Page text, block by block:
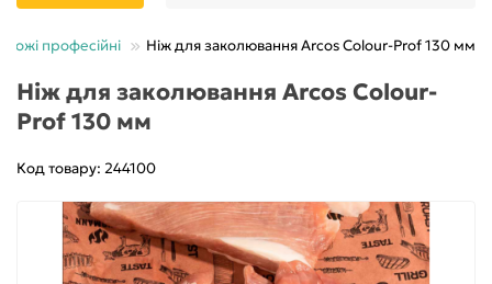
Ножі професійні Ніж для заколювання Arcos Colour-Prof 130 мм
Ніж для заколювання Arcos Colour-
Prof 130 мм
Код товару: 244100